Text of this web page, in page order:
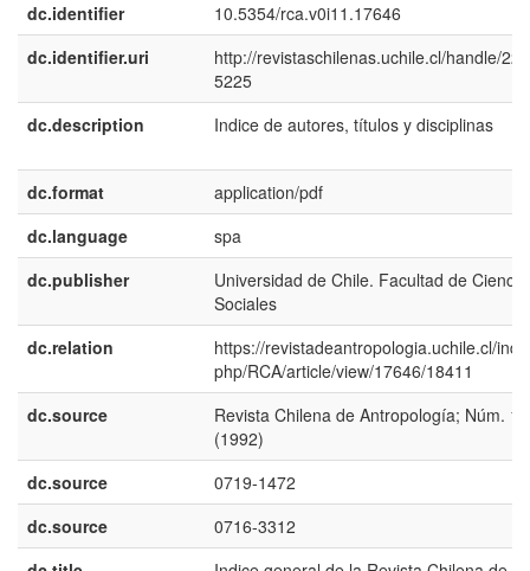
dc.identifier
10.5354/rca.v0i11.17646
dc.identifier.uri
http://revistaschilenas.uchile.cl/handle/
5225
dc.description
Indice de autores, títulos y disciplinas
dc.format
application/pdf
dc.language
spa
dc.publisher
Universidad de Chile. Facultad de
Sociales
dc.relation
https://revistadeantropologia.uchile.cl/
php/RCA/article/view/17646/18411
dc.source
Revista Chilena de Antropología; Núm. 11
(1992)
dc.source
0719-1472
dc.source
0716-3312